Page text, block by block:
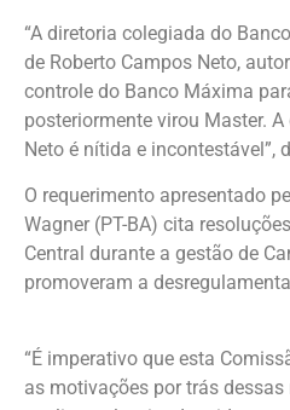
“A diretoria colegiada do
de Roberto Campos Neto,
controle do Banco Máxima
posteriormente virou Master.
Neto é nítida e incontestável”,
O requerimento apresentado
Wagner (PT-BA) cita
Central durante a gestão de
promoveram a
“É imperativo que esta
as motivações por trás